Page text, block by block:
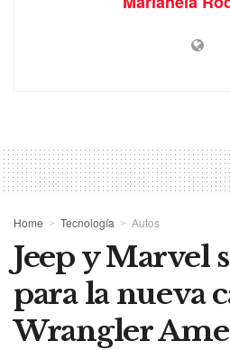
Home Tecnología Autos
Jeep y Marvel
para la nueva
Wrangler